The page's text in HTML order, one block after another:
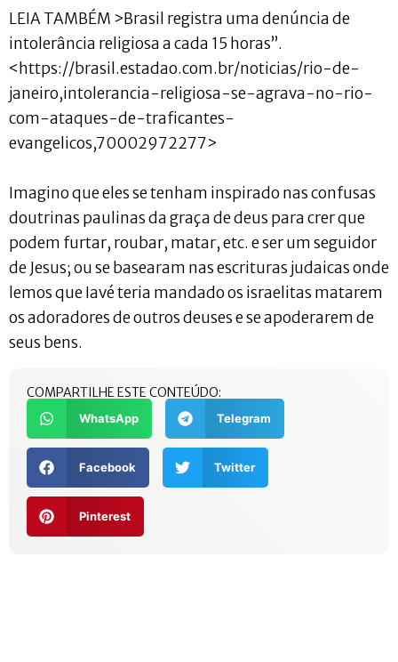
LEIA TAMBÉM >Brasil registra uma denúncia de
intolerância religiosa a cada 15 horas”.
<https://brasil.estadao.com.br/noticias/rio-de-
janeiro,intolerancia-religiosa-se-agrava-no-rio-
com-ataques-de-traficantes-
evangelicos,70002972277>
Imagino que eles se tenham inspirado nas confusas
doutrinas paulinas da graça de deus para crer que
podem furtar, roubar, matar, etc. e ser um seguidor
de Jesus; ou se basearam nas escrituras judaicas onde
lemos que Iavé teria mandado os israelitas matarem
os adoradores de outros deuses e se apoderarem de
seus bens.
COMPARTILHE ESTE CONTEÚDO:
WhatsApp Telegram
Facebook Twitter
Pinterest